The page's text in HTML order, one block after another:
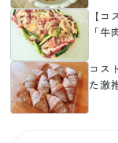
【
「
コス
た激